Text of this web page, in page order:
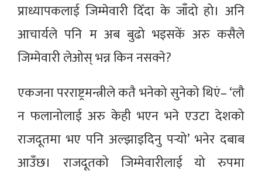
प्राध्यापकलाई जिम्मेवारी दिँदा के जाँदो हो। अनि
आचार्यले पनि म अब बुढो भइसकें अरु कसैले
जिम्मेवारी लेओस् भन्न किन नसक्ने?
एकजना परराष्ट्रमन्त्रीले कतै भनेको सुनेको थिएं– ‘लौ
न फलानोलाई अरु केही भएन भने एउटा देशको
राजदूतमा भए पनि अल्झाइदिनु पर्‍यो’ भनेर दबाब
आउँछ। राजदूतको जिम्मेवारीलाई यो रुपमा